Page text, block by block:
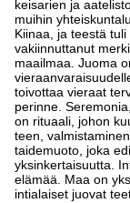
keisarien ja
muihin
Kiinaa, ja teestä
vakiinnuttanut
maailmaa. Juoma
toivottaa vieraat
perinne.
on rituaali, johon
teen,
taidemuoto, joka
yksinkertaisuutta.
elämää. Maa on
intialaiset juovat